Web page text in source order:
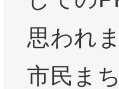
思われ
市民ま